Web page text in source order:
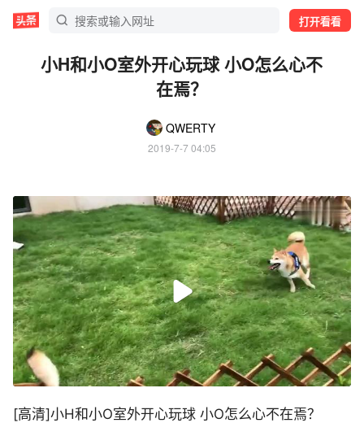
打开看看
小H和小O室外开心玩球 小O怎么心不
在焉？
QWERTY
2019-7-7 04:05
[高清]小H和小O室外开心玩球 小O怎么心不在焉？